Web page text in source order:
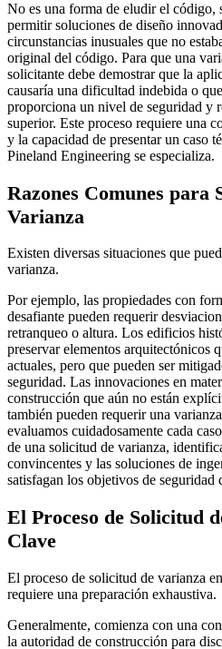
No es una forma de eludir el código,
permitir soluciones de diseño
circunstancias inusuales que no
original del código. Para que una
solicitante debe demostrar que la
causaría una dificultad indebida o
proporciona un nivel de seguridad y
superior. Este proceso requiere una
y la capacidad de presentar un caso
Pineland Engineering se especializa.
Razones Comunes para
Varianza
Existen diversas situaciones que
varianza.
Por ejemplo, las propiedades con
desafiante pueden requerir
retranqueo o altura. Los edificios
preservar elementos arquitectónicos
actuales, pero que pueden ser
seguridad. Las innovaciones en
construcción que aún no están
también pueden requerir una
evaluamos cuidadosamente cada
de una solicitud de varianza,
convincentes y las soluciones de
satisfagan los objetivos de seguridad
El Proceso de Solicitud
Clave
El proceso de solicitud de varianza
requiere una preparación exhaustiva.
Generalmente, comienza con una
la autoridad de construcción para